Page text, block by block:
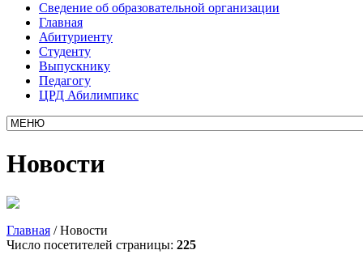
Сведение об образовательной организации
Главная
Абитуриенту
Студенту
Выпускнику
Педагогу
ЦРД Абилимпикс
Новости
Главная /Новости
Число посетителей страницы: 225